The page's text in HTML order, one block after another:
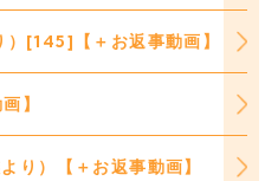
[145]【＋お返事動画】
】
り）【＋お返事動画】